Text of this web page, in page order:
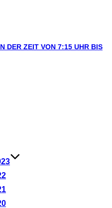
DER ZEIT VON 7:15 UHR BIS